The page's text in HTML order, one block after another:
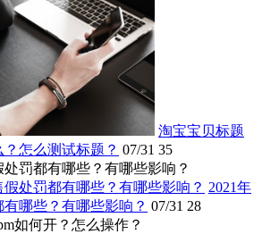
淘宝宝贝标题
怎么测试标题？ 07/31 35
处罚都有哪些？有哪些影响？
2021年
哪些？有哪些影响？ 07/31 28
如何开？怎么操作？